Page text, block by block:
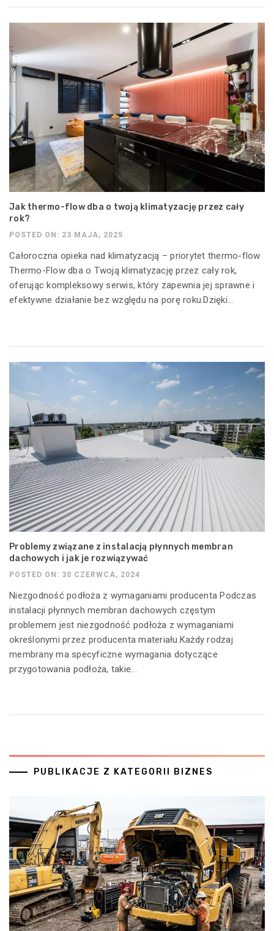
Jak thermo-flow dba o twoją klimatyzację przez cały
rok?
POSTED ON: 23 MAJA, 2025
Całoroczna opieka nad klimatyzacją – priorytet thermo-flow
Thermo-Flow dba o Twoją klimatyzację przez cały rok,
oferując kompleksowy serwis, który zapewnia jej sprawne i
efektywne działanie bez względu na porę roku.Dzięki...
Problemy związane z instalacją płynnych membran
dachowych i jak je rozwiązywać
POSTED ON: 30 CZERWCA, 2024
Niezgodność podłoża z wymaganiami producenta Podczas
instalacji płynnych membran dachowych częstym
problemem jest niezgodność podłoża z wymaganiami
określonymi przez producenta materiału.Każdy rodzaj
membrany ma specyficzne wymagania dotyczące
przygotowania podłoża, takie...
PUBLIKACJE Z KATEGORII BIZNES